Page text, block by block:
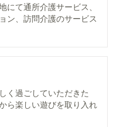
にて通所介護サービス、
ン、訪問介護のサービス
く過ごしていただきた
ら楽しい遊びを取り入れ